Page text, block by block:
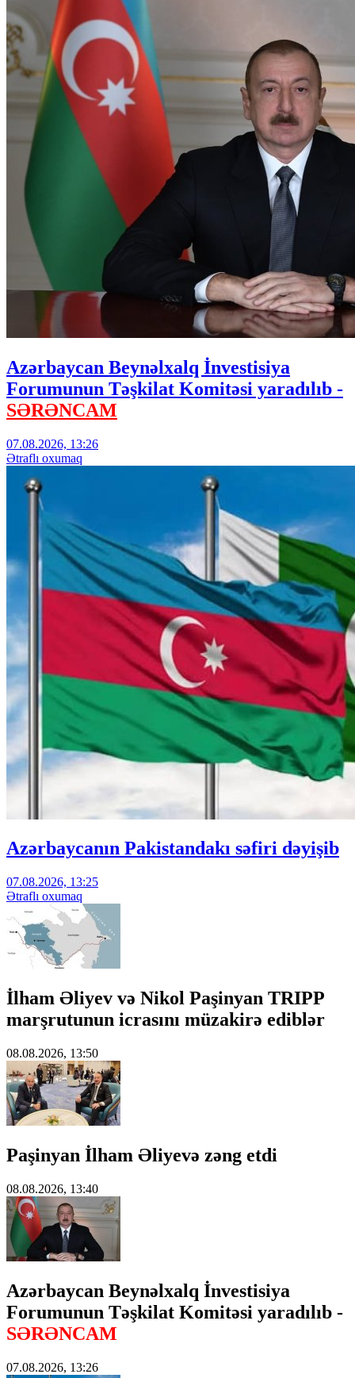
Azərbaycan Beynəlxalq İnvestisiya
Forumunun Təşkilat Komitəsi yaradılıb -
SƏRƏNCAM
07.08.2026, 13:26
Ətraflı oxumaq
Azərbaycanın Pakistandakı səfiri dəyişib
07.08.2026, 13:25
Ətraflı oxumaq
İlham Əliyev və Nikol Paşinyan TRIPP
marşrutunun icrasını müzakirə ediblər
08.08.2026, 13:50
Paşinyan İlham Əliyevə zəng etdi
08.08.2026, 13:40
Azərbaycan Beynəlxalq İnvestisiya
Forumunun Təşkilat Komitəsi yaradılıb -
SƏRƏNCAM
07.08.2026, 13:26